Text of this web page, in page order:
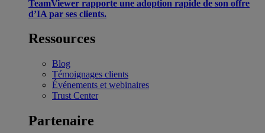
TeamViewer rapporte une adoption rapide de son offre
d’IA par ses clients.
Ressources
Blog
Témoignages clients
Événements et webinaires
Trust Center
Partenaire